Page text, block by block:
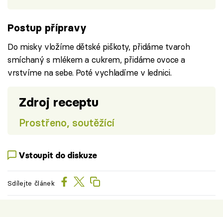
Postup přípravy
Do misky vložíme dětské piškoty, přidáme tvaroh
smíchaný s mlékem a cukrem, přidáme ovoce a
vrstvíme na sebe. Poté vychladíme v lednici.
Zdroj receptu
Prostřeno, soutěžící
Vstoupit do diskuze
Sdílejte článek